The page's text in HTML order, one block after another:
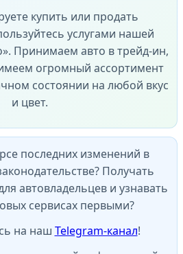
купить или продать
услугами нашей
Принимаем авто в трейд-ин,
огромный ассортимент
состоянии на любой вкус
и цвет.
последних изменений в
Получать
автовладельцев и узнавать
сервисах первыми?
на наш Telegram-канал!